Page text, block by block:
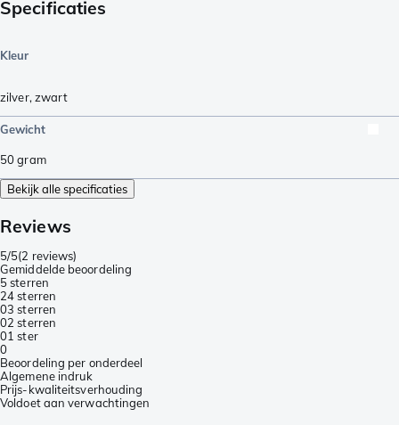
Specificaties
Kleur
zilver, zwart
Gewicht
50gram
Bekijk alle specificaties
Reviews
5/5(2 reviews)
Gemiddelde beoordeling
5 sterren
24 sterren
03 sterren
02 sterren
01 ster
0
Beoordeling per onderdeel
Algemene indruk
Prijs-kwaliteitsverhouding
Voldoet aan verwachtingen